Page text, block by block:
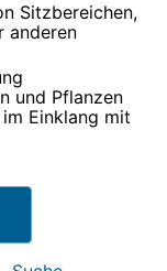
Sitzbereichen,
anderen
und Pflanzen
Einklang mit